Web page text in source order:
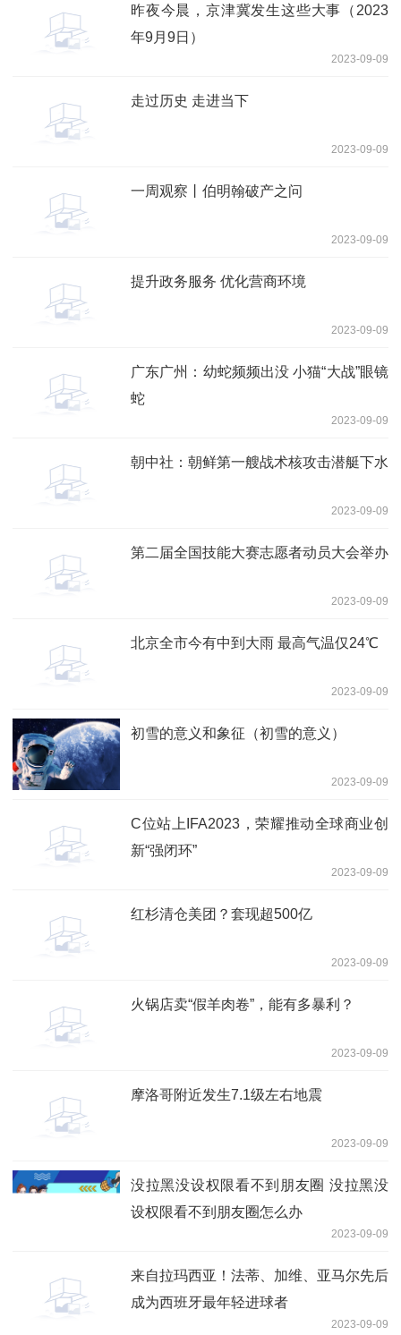
昨夜今晨，京津冀发生这些大事（2023
年9月9日）
2023-09-09
走过历史 走进当下
2023-09-09
一周观察丨伯明翰破产之问
2023-09-09
提升政务服务 优化营商环境
2023-09-09
广东广州：幼蛇频频出没 小猫“大战”眼镜
蛇
2023-09-09
朝中社：朝鲜第一艘战术核攻击潜艇下水
2023-09-09
第二届全国技能大赛志愿者动员大会举办
2023-09-09
北京全市今有中到大雨 最高气温仅24℃
2023-09-09
初雪的意义和象征（初雪的意义）
2023-09-09
C位站上IFA2023，荣耀推动全球商业创
新“强闭环”
2023-09-09
红杉清仓美团？套现超500亿
2023-09-09
火锅店卖“假羊肉卷”，能有多暴利？
2023-09-09
摩洛哥附近发生7.1级左右地震
2023-09-09
没拉黑没设权限看不到朋友圈 没拉黑没
设权限看不到朋友圈怎么办
2023-09-09
来自拉玛西亚！法蒂、加维、亚马尔先后
成为西班牙最年轻进球者
2023-09-09